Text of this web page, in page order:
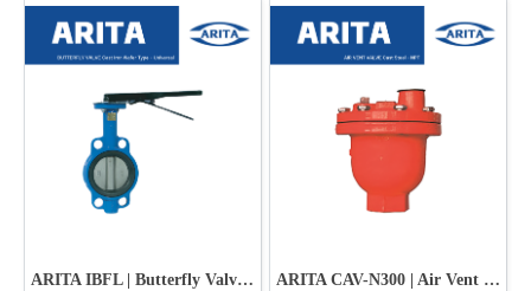
ARITA IBFL | Butterfly Valve (Lever) - Universal ARITA CAV-N300 | Air Vent Valve Cast Steel